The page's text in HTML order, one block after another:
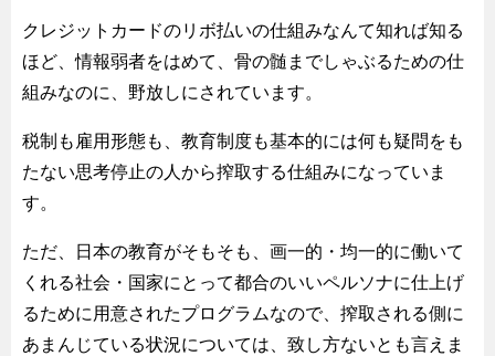
クレジットカードのリボ払いの仕組みなんて知れば知る
ほど、情報弱者をはめて、骨の髄までしゃぶるための仕
組みなのに、野放しにされています。
税制も雇用形態も、教育制度も基本的には何も疑問をも
たない思考停止の人から搾取する仕組みになっていま
す。
ただ、日本の教育がそもそも、画一的・均一的に働いて
くれる社会・国家にとって都合のいいペルソナに仕上げ
るために用意されたプログラムなので、搾取される側に
あまんじている状況については、致し方ないとも言えま